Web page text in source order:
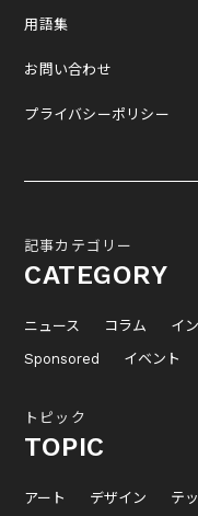
用語集
お問い合わせ
プライバシーポリシー
記事カテゴリー
CATEGORY
ニュース コラム イ
Sponsored
イベント
トピック
TOPIC
アート デザイン テ